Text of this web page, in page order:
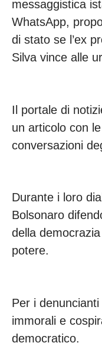
messaggistica
WhatsApp,
di stato se l’ex
Silva vince alle
Il portale di
un articolo con
conversazioni
Durante i loro
Bolsonaro
della
potere.
Per i
immorali e
democratico.